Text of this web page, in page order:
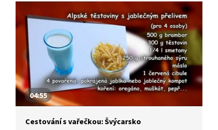
nakonec bude spousta k hodování.
04:55
Cestování s vařečkou: Švýcarsko